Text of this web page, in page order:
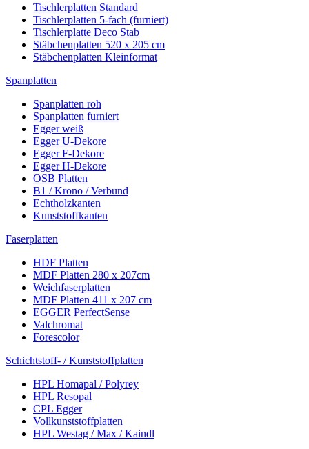
Tischlerplatten Standard
Tischlerplatten 5-fach (furniert)
Tischlerplatte Deco Stab
Stäbchenplatten 520 x 205 cm
Stäbchenplatten Kleinformat
Spanplatten
Spanplatten roh
Spanplatten furniert
Egger weiß
Egger U-Dekore
Egger F-Dekore
Egger H-Dekore
OSB Platten
B1 / Krono / Verbund
Echtholzkanten
Kunststoffkanten
Faserplatten
HDF Platten
MDF Platten 280 x 207cm
Weichfaserplatten
MDF Platten 411 x 207 cm
EGGER PerfectSense
Valchromat
Forescolor
Schichtstoff- / Kunststoffplatten
HPL Homapal / Polyrey
HPL Resopal
CPL Egger
Vollkunststoffplatten
HPL Westag / Max / Kaindl